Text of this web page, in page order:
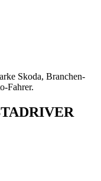
Skoda, Branchen-
Fahrer.